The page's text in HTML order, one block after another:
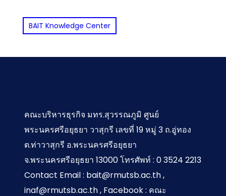
จราจร
สภาพ
time
เพื่อ…
ทุกครั้งที่
จัดการ
สินค้า
จำหลัก
สิทธิ์และ
ถูก
ลิขสิทธิ์
จัดการ
BAIT Knowledge Center
คณะบริหารธุรกิจ มทร.สุวรรณภูมิ ศูนย์
พระนครศรีอยุธยา วาสุกรี เลขที่ 19 หมู่ 3 ถ.อู่ทอง
ต.ท่าวาสุกรี อ.พระนครศรีอยุธยา
จ.พระนครศรีอยุธยา 13000 โทรศัพท์ : 0 3524 2213
Contact Email : bait@rmutsb.ac.th ,
inaf@rmutsb.ac.th , Facebook : คณะ